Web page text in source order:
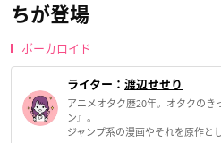
ちが登場
ボーカロイド
ライター： 渡辺せせり
アニメオタク歴20年。オタクの
ン』。
ジャンプ系の漫画やそれを原作と